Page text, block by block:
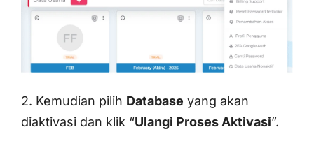
2. Kemudian pilih Database yang akan
diaktivasi dan klik “Ulangi Proses Aktivasi”.